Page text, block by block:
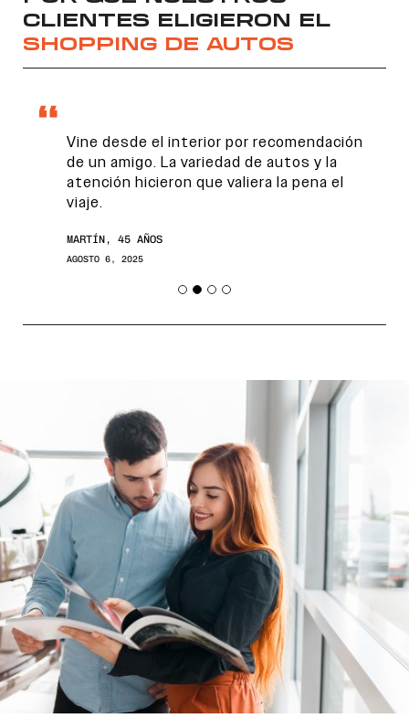
Encontranos en
9.900.
9.490.
CLIENTES ELIGIERON EL
SHOPPING DE AUTOS
Vine desde el interior por recomendación
de un amigo. La variedad de autos y la
atención hicieron que valiera la pena el
viaje.
MARTÍN, 45 AÑOS
AGOSTO 6, 2025